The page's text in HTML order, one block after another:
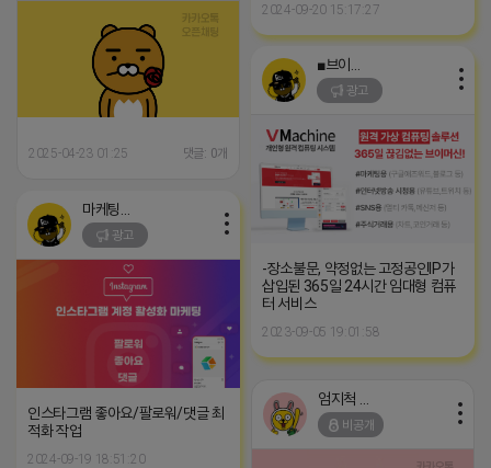
2024-09-20 15:17:27
2025-04-23 01:25 댓글: 0개
광고
-장소불문, 약정없는 고정공인IP가
삽입된 365일 24시간 임대형 컴퓨
터 서비스
2023-09-05 19:01:58
광고
인스타그램 좋아요/팔로워/댓글 최
적화 작업
2024-09-19 18:51:20
비공개